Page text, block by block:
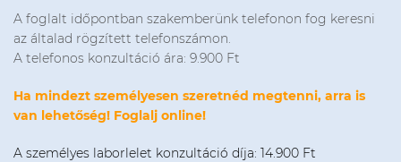
A foglalt időpontban szakemberünk telefonon fog keresni
az általad rögzített telefonszámon.
A telefonos konzultáció ára: 9.900 Ft
Ha mindezt személyesen szeretnéd megtenni, arra is
van lehetőség! Foglalj online!
A személyes laborlelet konzultáció díja: 14.900 Ft